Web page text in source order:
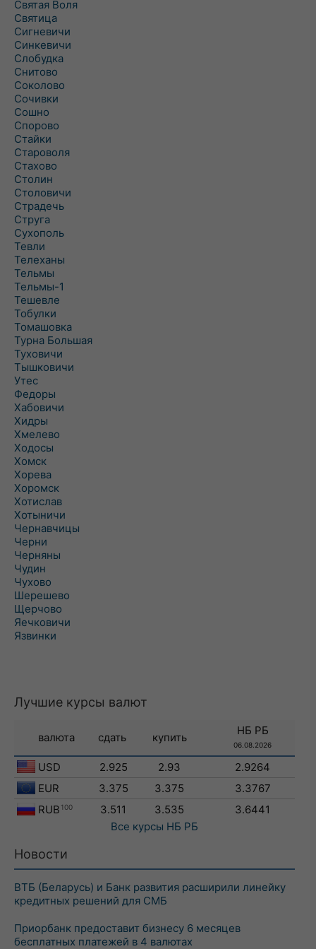
Святая Воля
Святица
Сигневичи
Синкевичи
Слобудка
Снитово
Соколово
Сочивки
Сошно
Спорово
Стайки
Староволя
Стахово
Столин
Столовичи
Страдечь
Струга
Сухополь
Тевли
Телеханы
Тельмы
Тельмы-1
Тешевле
Тобулки
Томашовка
Турна Большая
Туховичи
Тышковичи
Утес
Федоры
Хабовичи
Хидры
Хмелево
Ходосы
Хомск
Хорева
Хоромск
Хотислав
Хотыничи
Чернавчицы
Черни
Черняны
Чудин
Чухово
Шерешево
Щерчово
Яечковичи
Язвинки
Лучшие курсы валют
валюта сдать купить
НБ РБ
06.08.2026
USD 2.925 2.93
2.9264
EUR
3.375 3.375
3.3767
RUB 100 3.511 3.535
3.6441
Все курсы НБ РБ
Новости
ВТБ (Беларусь) и Банк развития расширили линейку
кредитных решений для СМБ
Приорбанк предоставит бизнесу 6 месяцев
бесплатных платежей в 4 валютах